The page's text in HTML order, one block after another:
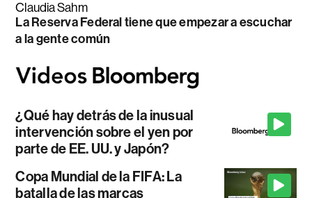
Claudia Sahm
La Reserva Federal tiene que empezar a escuchar
a la gente común
¿Qué hay detrás de la inusual
intervención sobre el yen por
parte de EE. UU. y Japón?
Copa Mundial de la FIFA: La
batalla de las marcas